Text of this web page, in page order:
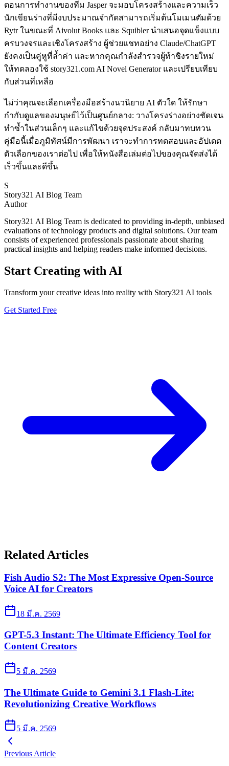
ตอนการทำงานของทีม Jasper จะมอบโครงสร้างและความเร็ว
นักเขียนร่างที่มีงบประมาณจำกัดสามารถเริ่มต้นโมเมนตัมด้วย
Rytr ในขณะที่ Aivolut Books และ Squibler นำเสนอจุดแข็งแบบ
ครบวงจรและเชิงโครงสร้าง ผู้ช่วยแชทอย่าง Claude/ChatGPT
ยังคงเป็นคู่หูที่ล้ำค่า และหากคุณกำลังสำรวจผู้ท้าชิงรายใหม่
ให้ทดลองใช้ story321.com AI Novel Generator และเปรียบเทียบ
กับส่วนที่เหลือ
ไม่ว่าคุณจะเลือกเครื่องมือสร้างนวนิยาย AI ตัวใด ให้รักษา
กำกับดูแลของมนุษย์ไว้เป็นศูนย์กลาง: วางโครงร่างอย่างชัดเจน
ทำซ้ำในส่วนเล็กๆ และแก้ไขด้วยจุดประสงค์ กลับมาทบทวน
คู่มือนี้เมื่อภูมิทัศน์มีการพัฒนา เราจะทำการทดสอบและอัปเดต
ตัวเลือกของเราต่อไป เพื่อให้หนังสือเล่มต่อไปของคุณจัดส่งได้
เร็วขึ้นและดีขึ้น
S
Story321 AI Blog Team
Author
Story321 AI Blog Team is dedicated to providing in-depth, unbiased
evaluations of technology products and digital solutions. Our team
consists of experienced professionals passionate about sharing
practical insights and helping readers make informed decisions.
Start Creating with AI
Transform your creative ideas into reality with Story321 AI tools
Get Started Free
Related Articles
Fish Audio S2: The Most Expressive Open-Source
Voice AI for Creators
18 มี.ค. 2569
GPT-5.3 Instant: The Ultimate Efficiency Tool for
Content Creators
5 มี.ค. 2569
The Ultimate Guide to Gemini 3.1 Flash-Lite:
Revolutionizing Creative Workflows
5 มี.ค. 2569
Previous Article